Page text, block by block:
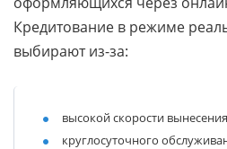
Кредитование в режиме
выбирают из-за:
высокой скорости
круглосуточного